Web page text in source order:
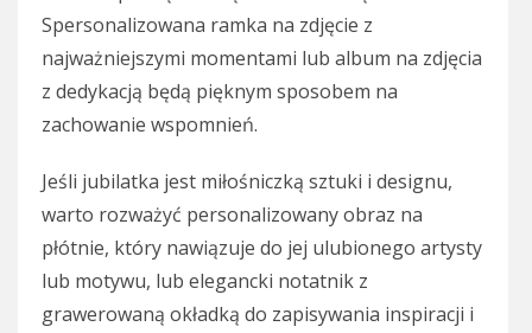
Spersonalizowana ramka na zdjęcie z
najważniejszymi momentami lub album na zdjęcia
z dedykacją będą pięknym sposobem na
zachowanie wspomnień.
Jeśli jubilatka jest miłośniczką sztuki i designu,
warto rozważyć personalizowany obraz na
płótnie, który nawiązuje do jej ulubionego artysty
lub motywu, lub elegancki notatnik z
grawerowaną okładką do zapisywania inspiracji i